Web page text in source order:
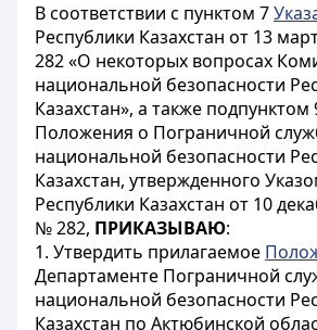
В соответствии с пунктом 7
Республики Казахстан от 13
282 «О некоторых вопросах
национальной безопасности
Казахстан», а также подпунктом
Положения о Пограничной
национальной безопасности
Казахстан, утвержденного
Республики Казахстан от 10
№ 282, ПРИКАЗЫВАЮ:
1. Утвердить прилагаемое
Департаменте Пограничной
национальной безопасности
Казахстан по Актюбинской